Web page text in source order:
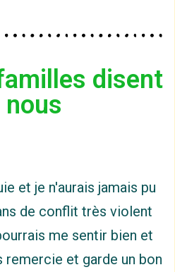
disent
nous
et je n'aurais jamais pu
de conflit très violent
me sentir bien et
remercie et garde un bon